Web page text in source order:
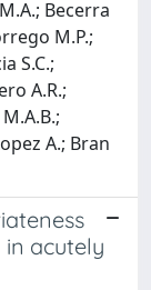
Becerra
M.P.;
S.C.;
A.R.;
A.; Bran
acutely